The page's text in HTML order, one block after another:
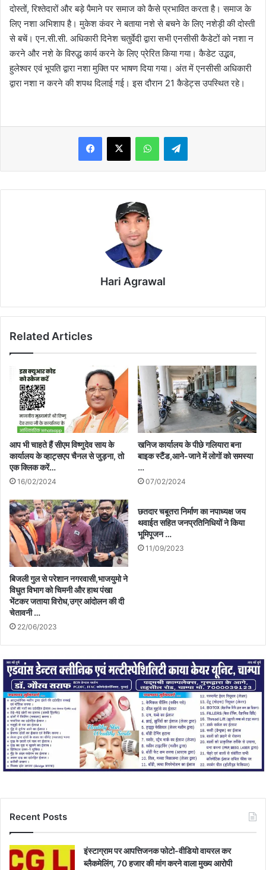
दोस्तों, रिश्तेदारों और बड़े पैमाने पर समाज को कैसे प्रभावित करता है। समाज के
लिए नशा अभिशाप है। मुकेश कंवर ने बताया नशे से बचने के लिए नशेड़ी की दोस्ती
से बचें। एन.सी.सी. अधिकारी दिनेश चतुर्वेदी द्वारा सभी एनसीसी कैडेटों को नशा न
करने और नशे के विरुद्ध कार्य करने के लिए प्रेरित किया गया। कैडेट उद्भव,
हुलेश्वर एवं भूपति द्वारा नशा मुक्ति पर भाषण दिया गया। अंत में एनसीसी अधिकारी
द्वारा नशा न करने की शपथ दिलाई गई। इस दौरान 21 कैडेट्स उपस्थित रहे।
WhatsAppTelegram
Hari Agrawal
Related Articles
आप भी चाहते हैं सीएम विष्णुदेव साय के
कार्यालय के व्हाट्सएप चैनल से जुड़ना, तो
एक क्लिक करें…
16/02/2024
खनिज कार्यालय के पीछे गलियारा बना
बाइक स्टैंड,आने-जाने में लोगों को समस्या
…
07/02/2024
बिजली गुल से परेशान नगरवासी,भाजयुमो ने
विधुत विभाग को चिमनी और हाथ पंखा
भेंटकर जताया विरोध,उग्र आंदोलन की दी
चेतावनी …
22/06/2023
छतदार चबूतरा निर्माण का नपाध्यक्ष जय
थवाईत सहित जनप्रतिनिधियों ने किया
भूमिपूजन …
11/09/2023
Recent Posts
इंस्टाग्राम पर आपत्तिजनक फोटो-वीडियो वायरल कर
ब्लैकमेलिंग, 70 हजार की मांग करने वाला मुख्य आरोपी